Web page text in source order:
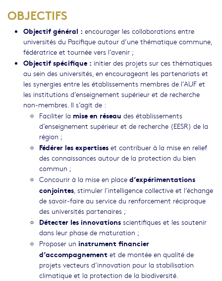
OBJECTIFS
Objectif général : encourager les collaborations entre
universités du Pacifique autour d’une thématique commune,
fédératrice et tournée vers l’avenir ;
Objectif spécifique : initier des projets sur ces thématiques
au sein des universités, en encourageant les partenariats et
les synergies entre les établissements membres de l’AUF et
les institutions d’enseignement supérieur et de recherche
non-membres. Il s’agit de :
Faciliter la mise en réseau des établissements
d’enseignement supérieur et de recherche (EESR) de la
région ;
Fédérer les expertises et contribuer à la mise en relief
des connaissances autour de la protection du bien
commun ;
Concourir à la mise en place d’expérimentations
conjointes, stimuler l’intelligence collective et l’échange
de savoir-faire au service du renforcement réciproque
des universités partenaires ;
Détecter les innovations scientifiques et les soutenir
dans leur phase de maturation ;
Proposer un instrument financier
d’accompagnement et de montée en qualité de
projets vecteurs d’innovation pour la stabilisation
climatique et la protection de la biodiversité.